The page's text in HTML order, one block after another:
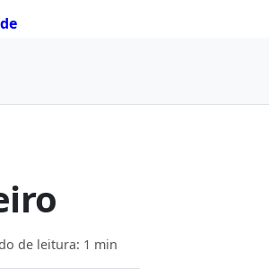
de leitura: 1 min